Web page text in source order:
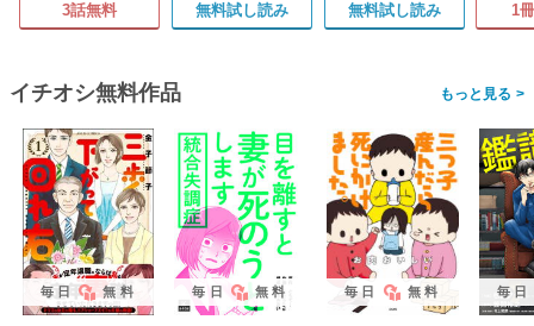
3話無料 無料試し読み 無料試し読み 1
イチオシ無料作品 >
毎日 無料 毎日 無料 毎日 無料 毎日